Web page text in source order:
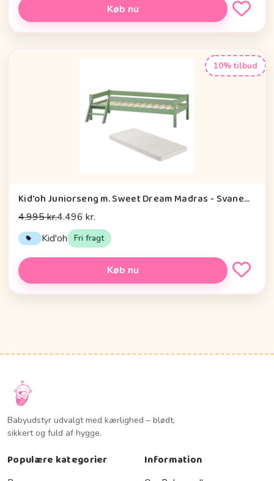
Køb nu
10% tilbud
Kid'oh Juniorseng m. Sweet Dream Madras - Svanemærket - 70x160 cm - Grøn
4.995 kr.4.496 kr.
Kid'oh Fri fragt
Køb nu
Babyudstyr udvalgt med kærlighed – blødt,
sikkert og fuld af hygge.
Populære kategorier Information